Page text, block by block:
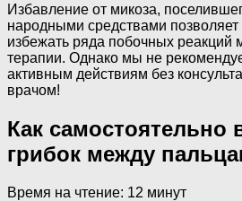
Избавление от микоза,
народными средствами позволяет
избежать ряда побочных реакций
терапии. Однако мы не
активным действиям без
врачом!
Как самостоятельно
грибок между
Время на чтение: 12 минут